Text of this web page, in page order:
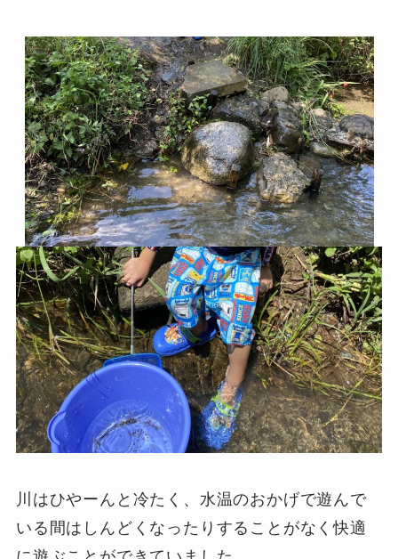
川はひやーんと冷たく、水温のおかげで遊んで
いる間はしんどくなったりすることがなく快適